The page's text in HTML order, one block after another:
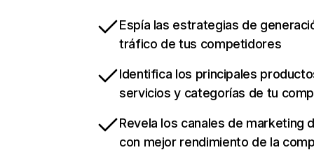
Espía las estrategias de
tráfico de tus competidores
Identifica los principales
servicios y categorías de tu
Revela los canales de marketing
con mejor rendimiento de la